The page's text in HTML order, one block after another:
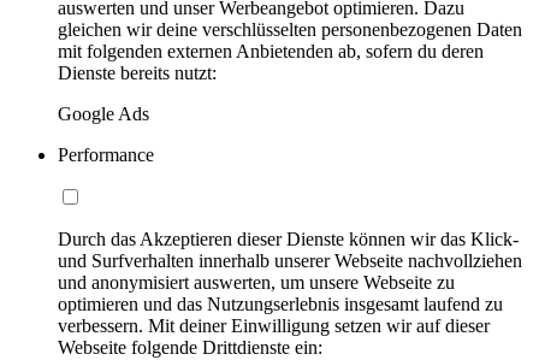
auswerten und unser Werbeangebot optimieren. Dazu
gleichen wir deine verschlüsselten personenbezogenen Daten
mit folgenden externen Anbietenden ab, sofern du deren
Dienste bereits nutzt:
Google Ads
Performance
Durch das Akzeptieren dieser Dienste können wir das Klick-
und Surfverhalten innerhalb unserer Webseite nachvollziehen
und anonymisiert auswerten, um unsere Webseite zu
optimieren und das Nutzungserlebnis insgesamt laufend zu
verbessern. Mit deiner Einwilligung setzen wir auf dieser
Webseite folgende Drittdienste ein: